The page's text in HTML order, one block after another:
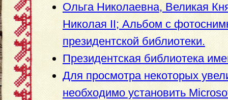
Ольга Николаевна, Великая
Николая II; Альбом с
президентской библиотеки.
Президентская библиотека
Для просмотра некоторых
необходимо установить